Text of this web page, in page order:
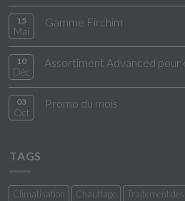
15
Mai
Gamme Firchim
10
Déc
03
Oct
Promo du mois
TAGS
Climatisation Chauffage Traitement